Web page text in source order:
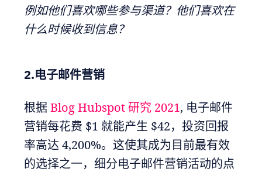
例如他们喜欢哪些参与渠道？他们喜欢在
什么时候收到信息？
2.电子邮件营销
根据Blog Hubspot 研究 2021, 电子邮件
营销每花费 $1 就能产生 $42，投资回报
率高达 4,200%。这使其成为目前最有效
的选择之一，细分电子邮件营销活动的点